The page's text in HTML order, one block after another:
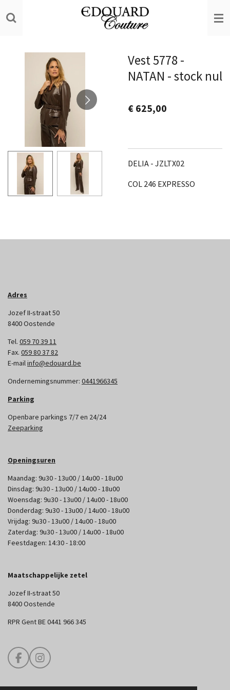
direct
hoofdinhoud
Vest 5778 -
NATAN - stock nul
€ 625,00
DELIA - JZLTX02
COL 246 EXPRESSO
Adres
Jozef II-straat 50
8400 Oostende
Tel. 059 70 39 11
Fax. 059 80 37 82
E-mailinfo@edouard.be
Ondernemingsnummer: 0441966345
Parking
Openbare parkings 7/7 en 24/24
Zeeparking
Openingsuren
Maandag: 9u30 - 13u00 / 14u00 - 18u00
Dinsdag: 9u30 - 13u00 / 14u00 - 18u00
Woensdag: 9u30 - 13u00 / 14u00 - 18u00
Donderdag: 9u30 - 13u00 / 14u00 - 18u00
Vrijdag: 9u30 - 13u00 / 14u00 - 18u00
Zaterdag: 9u30 - 13u00 / 14u00 - 18u00
Feestdagen: 14:30 - 18:00
Maatschappelijke zetel
Jozef II-straat 50
8400 Oostende
RPR Gent BE 0441 966 345
F
a
I
n